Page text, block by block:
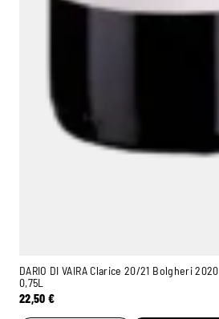
DARIO DI VAIRA Clarice 20/21 Bolgheri 2020
0,75L
22,50€